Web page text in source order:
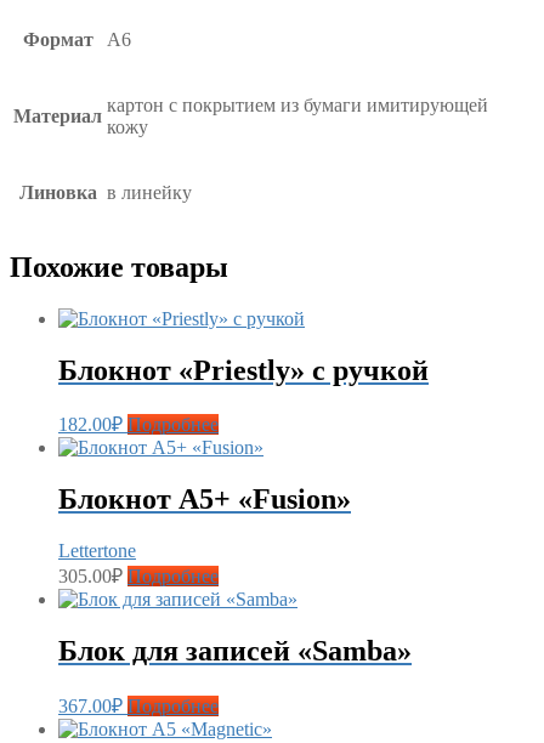
Формат А6
Материал
картон с покрытием из бумаги имитирующей
кожу
Линовка в линейку
Похожие товары
Блокнот «Priestly» с ручкой
182.00₽ Подробнее
Блокнот А5+ «Fusion»
Lettertone
305.00₽ Подробнее
Блок для записей «Samba»
367.00₽ Подробнее